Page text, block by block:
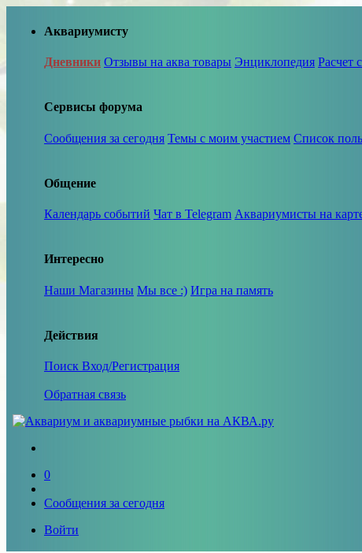
Аквариумисту
Дневники Отзывы на аква товары Энциклопедия Расчет
Сервисы форума
Сообщения за сегодня Темы с моим участием Список
Общение
Календарь событий Чат в Telegram Аквариумисты на
Интересно
Наши Магазины Мы все :) Игра на память
Действия
Поиск Вход/Регистрация
Обратная связь
0
Сообщения за сегодня
Войти